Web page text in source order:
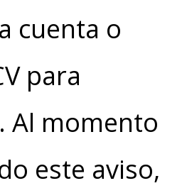
cuenta o
para
Al momento
este aviso,